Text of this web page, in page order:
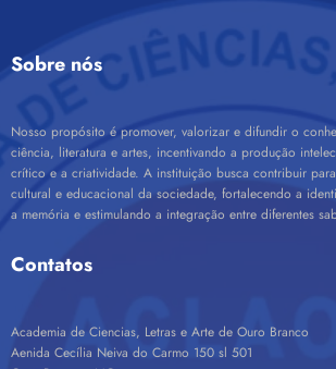
Sobre nós
Nosso propósito é promover, valorizar e difundir o
ciência, literatura e artes, incentivando a produção
crítico e a criatividade. A instituição busca contribuir
cultural e educacional da sociedade, fortalecendo a
a memória e estimulando a integração entre diferentes
Contatos
Academia de Ciencias, Letras e Arte de Ouro Branco
Aenida Cecília Neiva do Carmo 150 sl 501